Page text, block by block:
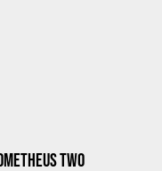
TWO